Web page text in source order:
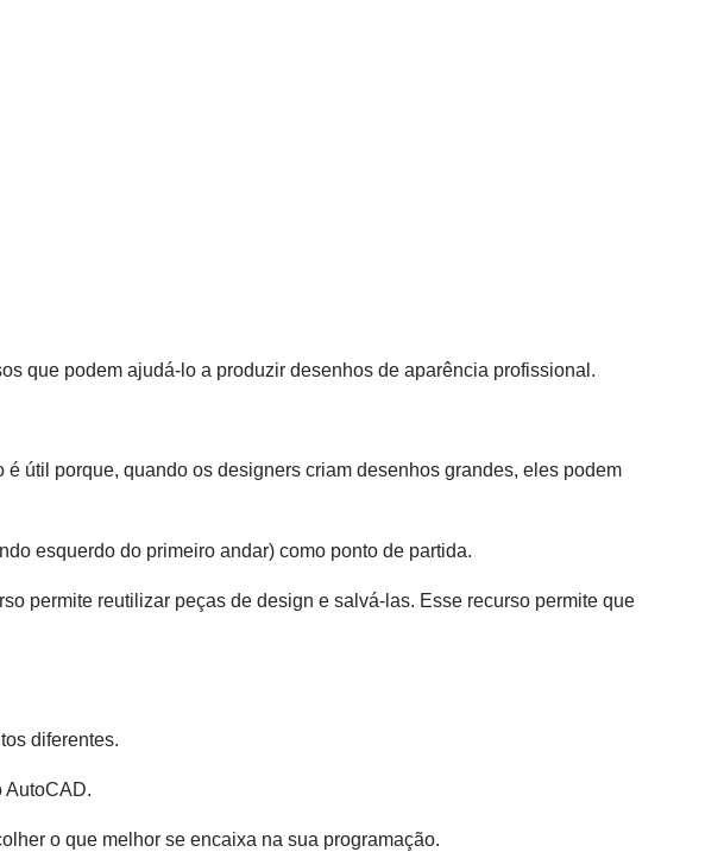
que podem ajudá-lo a produzir desenhos de aparência profissional.
útil porque, quando os designers criam desenhos grandes, eles podem
esquerdo do primeiro andar) como ponto de partida.
permite reutilizar peças de design e salvá-las. Esse recurso permite que
diferentes.
AutoCAD.
o que melhor se encaixa na sua programação.